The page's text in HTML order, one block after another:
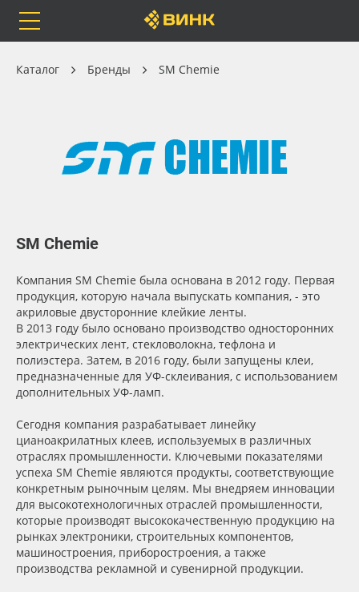
Каталог
Бренды
Доставка
Оплата
Сервис
Компания
Контакты
Блог
Поставщикам
Весь каталог
Самоклеящиеся плёнки
Листовые материалы
Чернила
Клей, скотчи и крепёж
Профильные системы
Сублимация и термотрансфер
Светотехника
Инженерные пластики
Каталог Бренды SM Chemie
SM Chemie
Компания SM Chemie была основана в 2012 году. Первая
продукция, которую начала выпускать компания, - это
акриловые двусторонние клейкие ленты.
В 2013 году было основано производство односторонних
электрических лент, стекловолокна, тефлона и
полиэстера. Затем, в 2016 году, были запущены клеи,
предназначенные для УФ-склеивания, с использованием
дополнительных УФ-ламп.
Сегодня компания разрабатывает линейку
цианоакрилатных клеев, используемых в различных
отраслях промышленности. Ключевыми показателями
успеха SM Chemie являются продукты, соответствующие
конкретным рыночным целям. Мы внедряем инновации
для высокотехнологичных отраслей промышленности,
которые производят высококачественную продукцию на
рынках электроники, строительных компонентов,
машиностроения, приборостроения, а также
производства рекламной и сувенирной продукции.
Клей, скотчи и крепёж
Сбросить фильтр